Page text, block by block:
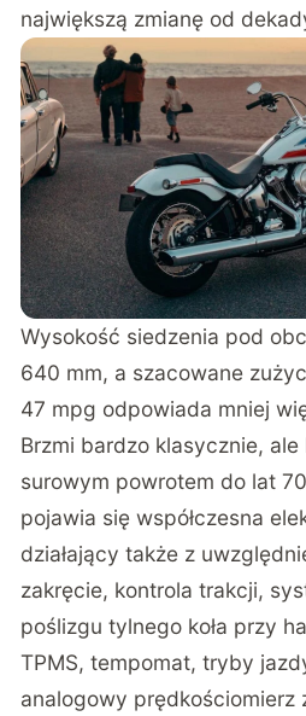
największą zmianę od
Wysokość siedzenia pod
640 mm, a szacowane
47 mpg odpowiada mniej
Brzmi bardzo klasycznie,
surowym powrotem do lat
pojawia się współczesna
działający także z
zakręcie, kontrola trakcji,
poślizgu tylnego koła przy
TPMS, tempomat, tryby
analogowy prędkościomierz